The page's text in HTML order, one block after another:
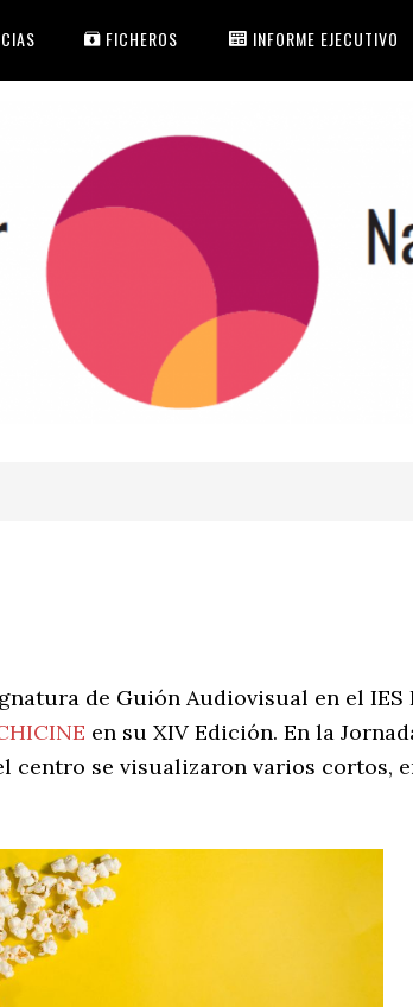
FICHEROS INFORME EJECUTIVO
de Guión Audiovisual en el IES
en su XIV Edición. En la
centro se visualizaron varios cortos,